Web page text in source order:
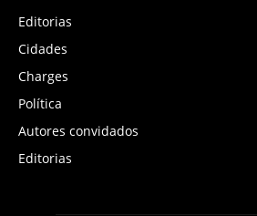
Editorias
Cidades
Charges
Política
Autores convidados
Editorias